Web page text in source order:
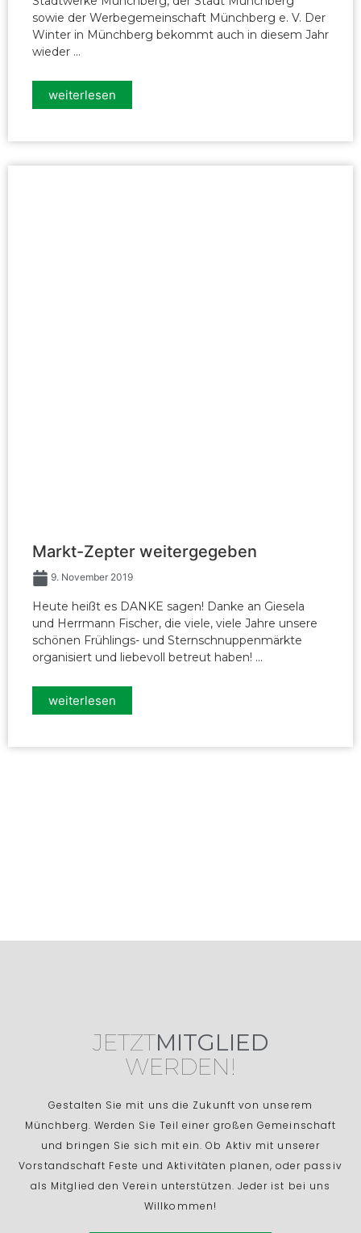
sowie der Werbegemeinschaft Münchberg e. V. Der
Winter in Münchberg bekommt auch in diesem Jahr
wieder ...
weiterlesen
Markt-Zepter weitergegeben
9. November 2019
Heute heißt es DANKE sagen! Danke an Giesela
und Herrmann Fischer, die viele, viele Jahre unsere
schönen Frühlings- und Sternschnuppenmärkte
organisiert und liebevoll betreut haben! ...
weiterlesen
JETZTMITGLIED
WERDEN!
Gestalten Sie mit uns die Zukunft von unserem
Münchberg. Werden Sie Teil einer großen Gemeinschaft
und bringen Sie sich mit ein. Ob Aktiv mit unserer
Vorstandschaft Feste und Aktivitäten planen, oder passiv
als Mitglied den Verein unterstützen. Jeder ist bei uns
Willkommen!